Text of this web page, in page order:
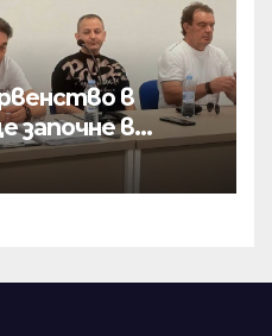
в
започне в